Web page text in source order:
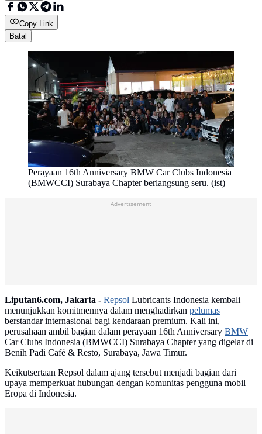
Copy Link
Batal
Perayaan 16th Anniversary BMW Car Clubs Indonesia
(BMWCCI) Surabaya Chapter berlangsung seru. (ist)
Advertisement
Liputan6.com, Jakarta - Repsol Lubricants Indonesia kembali
menunjukkan komitmennya dalam menghadirkan pelumas
berstandar internasional bagi kendaraan premium. Kali ini,
perusahaan ambil bagian dalam perayaan 16th Anniversary BMW
Car Clubs Indonesia (BMWCCI) Surabaya Chapter yang digelar di
Benih Padi Café & Resto, Surabaya, Jawa Timur.
Keikutsertaan Repsol dalam ajang tersebut menjadi bagian dari
upaya memperkuat hubungan dengan komunitas pengguna mobil
Eropa di Indonesia.